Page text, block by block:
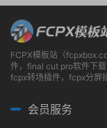
FCPX模板站（
件，final cut pro软件下
fcpx转场插件，fcpx分屏
会员服务